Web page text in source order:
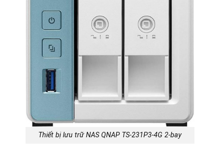
Thiết bị lưu trữ NAS QNAP TS-231P3-4G 2-bay